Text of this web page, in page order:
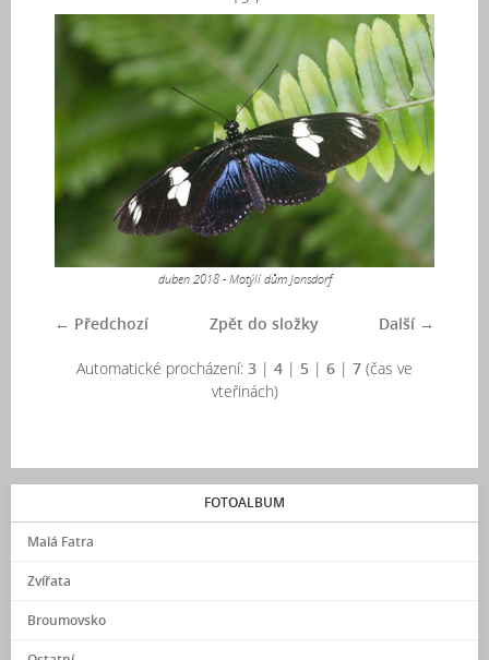
duben 2018 - Motýlí dům Jonsdorf
← Předchozí Další →
Zpět do složky
Automatické procházení: 3 | 4 | 5 | 6 | 7 (čas ve
vteřinách)
FOTOALBUM
Malá Fatra
Zvířata
Broumovsko